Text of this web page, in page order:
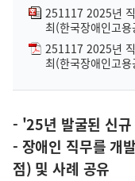
251117 2025년
최(한국장애인고
251117 2025년
최(한국장애인고
- '25년 발굴된 신
- 장애인 직무를 개
점) 및 사례 공유